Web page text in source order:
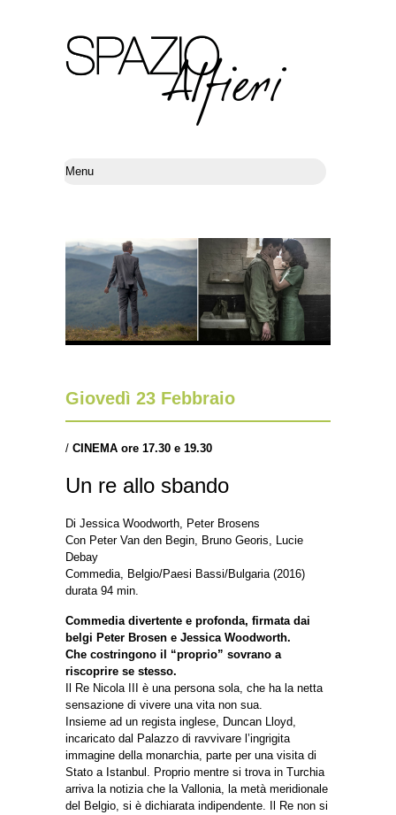
Giovedì 23 Febbraio
/ CINEMA ore 17.30 e 19.30
Un re allo sbando
Di Jessica Woodworth, Peter Brosens
Con Peter Van den Begin, Bruno Georis, Lucie
Debay
Commedia, Belgio/Paesi Bassi/Bulgaria (2016)
durata 94 min.
Commedia divertente e profonda, firmata dai
belgi Peter Brosen e Jessica Woodworth.
Che costringono il “proprio” sovrano a
riscoprire se stesso.
Il Re Nicola III è una persona sola, che ha la netta
sensazione di vivere una vita non sua.
Insieme ad un regista inglese, Duncan Lloyd,
incaricato dal Palazzo di ravvivare l’ingrigita
immagine della monarchia, parte per una visita di
Stato a Istanbul. Proprio mentre si trova in Turchia
arriva la notizia che la Vallonia, la metà meridionale
del Belgio, si è dichiarata indipendente. Il Re non si